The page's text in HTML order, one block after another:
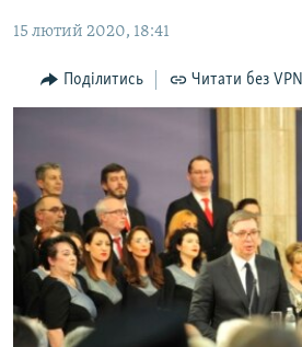
до
навігації
Перейти
пошуку
ПОЛІТИКА
БЛОГИ
ІНТЕРВ'Ю
ВСЕ ЗА ДЕНЬ
СПЕЦПРОЕКТИ
ДЕПОРТАЦІЯ
ВІДЕОУРОКИ «ELIFBE»
ЯК ОБІЙТИ БЛОКУВАННЯ
Русский
15 лютий 2020, 18:41
Поділитись Читати без VPN